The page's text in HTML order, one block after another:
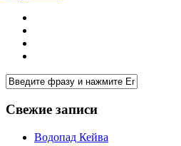
Свежие записи
Водопад Кейва